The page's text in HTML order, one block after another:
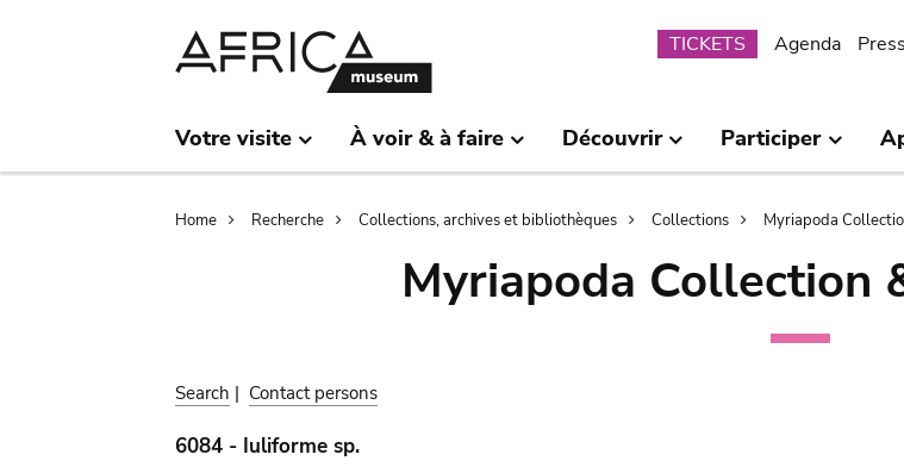
Submenu
TICKETS Agenda
Votre visite À voir & à faire Découvrir Participer
Breadcrumb
Home Recherche Collections, archives et bibliothèques Collections Myriapoda
Myriapoda Collection
Search | Contact persons
6084 - Iuliforme sp.